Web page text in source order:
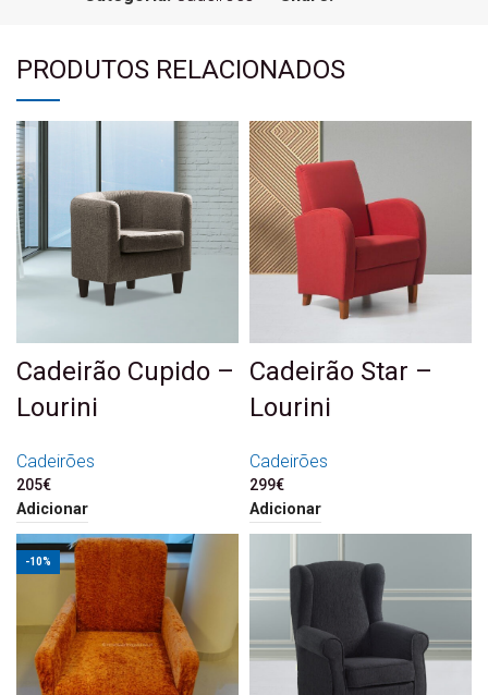
PRODUTOS RELACIONADOS
Cadeirão Cupido –
Lourini
Cadeirões
205€
Adicionar
Cadeirão Star –
Lourini
Cadeirões
299€
Adicionar
-10%